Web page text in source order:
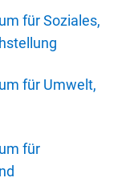
für Soziales,
für Umwelt,
für